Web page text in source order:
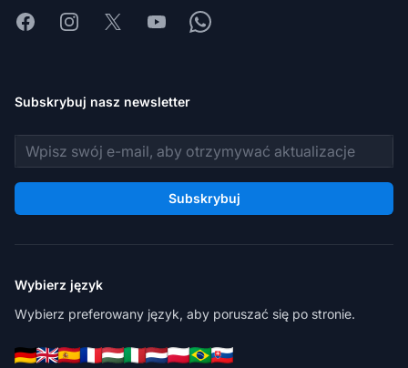
FacebookInstagram
X YoutubeWhatsapp
Subskrybuj nasz newsletter
Adres e-mail
Subskrybuj
Wybierz język
Wybierz preferowany język, aby poruszać się po stronie.